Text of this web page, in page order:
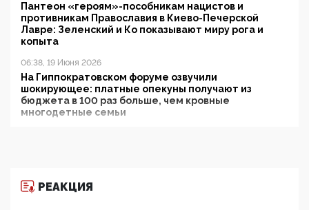
Пантеон «героям»-пособникам нацистов и
противникам Православия в Киево-Печерской
Лавре: Зеленский и Ко показывают миру рога и
копыта
06:38, 19 Июня 2026
На Гиппократовском форуме озвучили
шокирующее: платные опекуны получают из
бюджета в 100 раз больше, чем кровные
многодетные семьи
11:53, 09 Июня 2026
РЕАКЦИЯ